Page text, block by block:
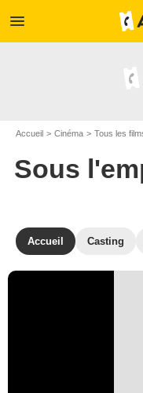
menu
Accueil Cinéma Tous les
Sous
Accueil Casting